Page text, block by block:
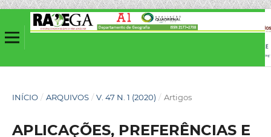
INÍCIO / ARQUIVOS / V. 47 N. 1 (2020) / Artigos
APLICAÇÕES, PREFERÊNCIAS E